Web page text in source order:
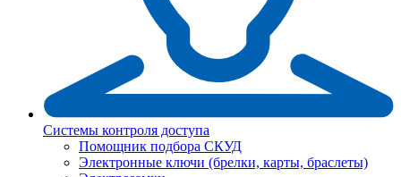
Системы контроля доступа
Помощник подбора СКУД
Электронные ключи (брелки, карты, браслеты)